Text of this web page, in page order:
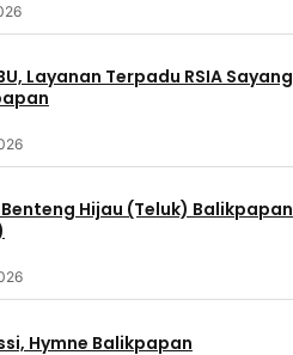
Layanan Terpadu RSIA Sayang
Hijau (Teluk) Balikpapan
Hymne Balikpapan